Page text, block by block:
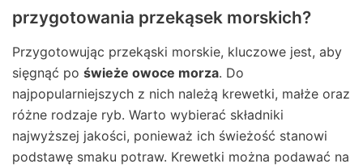
przygotowania przekąsek morskich?
Przygotowując przekąski morskie, kluczowe jest, aby
sięgnąć po świeże owoce morza. Do
najpopularniejszych z nich należą krewetki, małże oraz
różne rodzaje ryb. Warto wybierać składniki
najwyższej jakości, ponieważ ich świeżość stanowi
podstawę smaku potraw. Krewetki można podawać na